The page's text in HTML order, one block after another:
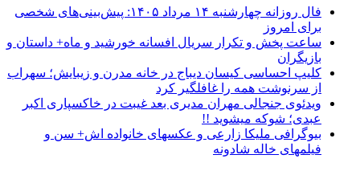
فال روزانه چهارشنبه ۱۴ مرداد ۱۴۰۵: پیش‌بینی‌های شخصی
برای امروز
ساعت پخش و تکرار سریال افسانه خورشید و ماه+ داستان و
بازیگران
کلیپ احساسی کیسان دیباج در خانه مدرن و زیبایش؛ سهراب
از سرنوشت همه را غافلگیر کرد
ویدئوی جنجالی مهران مدیری بعد غیبت در خاکسپاری اکبر
عبدی؛ شوکه میشوید !!
بیوگرافی ملیکا زارعی و عکسهای خانواده اش+ سن و
فیلمهای خاله شادونه